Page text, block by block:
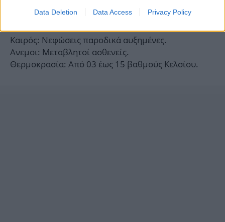
Data Deletion Data Access Privacy Policy
ΘΕΣΣΑΛΟΝΙΚΗ
Καιρός: Νεφώσεις παροδικά αυξημένες.
Ανεμοι: Μεταβλητοί ασθενείς.
Θερμοκρασία: Από 03 έως 15 βαθμούς Κελσίου.